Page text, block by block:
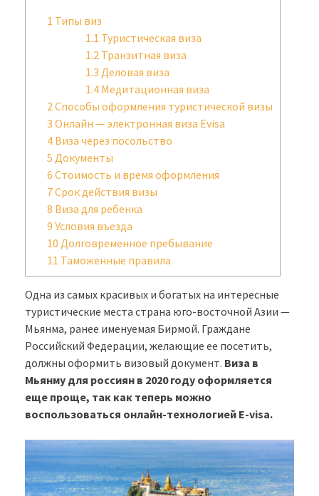
1 Типы виз
1.1 Туристическая виза
1.2 Транзитная виза
1.3 Деловая виза
1.4 Медитационная виза
2 Способы оформления туристической визы
3 Онлайн — электронная виза Evisa
4 Виза через посольство
5 Документы
6 Стоимость и время оформления
7Срок действия визы
8 Виза для ребенка
9 Условия въезда
10 Долговременное пребывание
11 Таможенные правила
Одна из самых красивых и богатых на интересные
туристические места страна юго-восточной Азии —
Мьянма, ранее именуемая Бирмой. Граждане
Российский Федерации, желающие ее посетить,
должны оформить визовый документ. Виза в
Мьянму для россиян в 2020 году оформляется
еще проще, так как теперь можно
воспользоваться онлайн-технологией E-visa.